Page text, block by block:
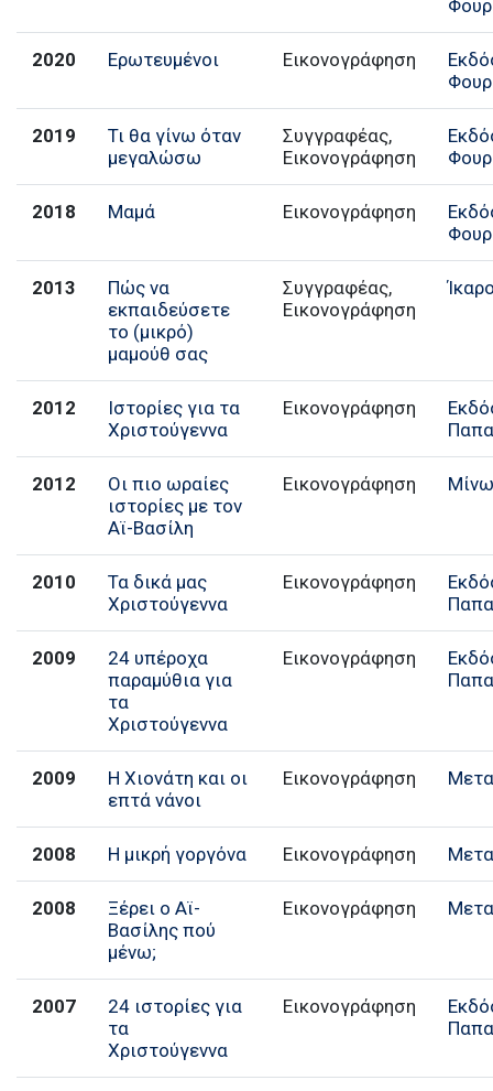
2020 Ερωτευμένοι Εικονογράφηση
2019
Τι θα γίνω όταν
μεγαλώσω
Συγγραφέας,
Εικονογράφηση
2018 Μαμά Εικονογράφηση
2013
Πώς να
εκπαιδεύσετε
το (μικρό)
μαμούθ σας
Συγγραφέας,
Εικονογράφηση
2012
Ιστορίες για τα
Χριστούγεννα
Εικονογράφηση
2012
Οι πιο ωραίες
ιστορίες με τον
Αϊ-Βασίλη
Εικονογράφηση
2010
Τα δικά μας
Χριστούγεννα
Εικονογράφηση
2009
24 υπέροχα
παραμύθια για
τα
Χριστούγεννα
Εικονογράφηση
2009
Η Χιονάτη και οι
επτά νάνοι
Εικονογράφηση
2008 Η μικρή γοργόνα Εικονογράφηση
2008
Ξέρει ο Αϊ-
Βασίλης πού
μένω;
Εικονογράφηση
2007
24 ιστορίες για
τα
Χριστούγεννα
Εικονογράφηση